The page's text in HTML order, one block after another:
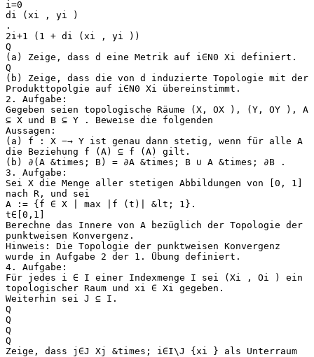
i=0
di (xi , yi )
.
2i+1 (1 + di (xi , yi ))
Q
(a) Zeige, dass d eine Metrik auf i∈N0 Xi definiert.
Q
(b) Zeige, dass die von d induzierte Topologie mit der
Produkttopolgie auf i∈N0 Xi übereinstimmt.
2. Aufgabe:
Gegeben seien topologische Räume (X, OX ), (Y, OY ), A
⊆ X und B ⊆ Y . Beweise die folgenden
Aussagen:
(a) f : X −→ Y ist genau dann stetig, wenn für alle A
die Beziehung f (A) ⊆ f (A) gilt.
(b) ∂(A &times; B) = ∂A &times; B ∪ A &times; ∂B .
3. Aufgabe:
Sei X die Menge aller stetigen Abbildungen von [0, 1]
nach R, und sei
A := {f ∈ X | max |f (t)| &lt; 1}.
t∈[0,1]
Berechne das Innere von A bezüglich der Topologie der
punktweisen Konvergenz.
Hinweis: Die Topologie der punktweisen Konvergenz
wurde in Aufgabe 2 der 1. Übung definiert.
4. Aufgabe:
Für jedes i ∈ I einer Indexmenge I sei (Xi , Oi ) ein
topologischer Raum und xi ∈ Xi gegeben.
Weiterhin sei J ⊆ I.
Q
Q
Q
Q
Zeige, dass j∈J Xj &times; i∈I\J {xi } als Unterraum